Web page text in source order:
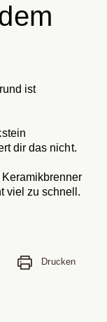
ist
dir das nicht.
viel zu schnell.
Drucken